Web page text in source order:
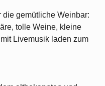
die gemütliche Weinbar:
tolle Weine, kleine
Livemusik laden zum